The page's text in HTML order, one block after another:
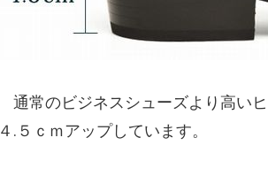
通常のビジネスシューズより高い
４.５ｃｍアップしています。